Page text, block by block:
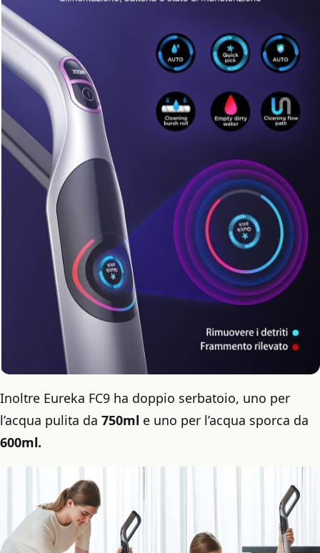
Inoltre Eureka FC9 ha doppio serbatoio, uno per
l’acqua pulita da 750ml e uno per l’acqua sporca da
600ml.